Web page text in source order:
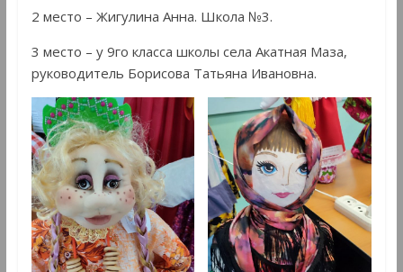
2 место – Жигулина Анна. Школа №3.
3 место – у 9го класса школы села Акатная Маза,
руководитель Борисова Татьяна Ивановна.